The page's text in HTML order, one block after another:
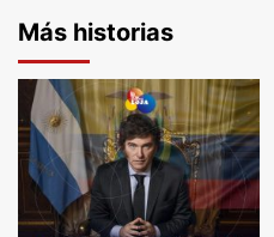
Más historias